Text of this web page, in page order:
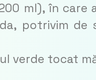
ml), în care
potrivim
verde tocat